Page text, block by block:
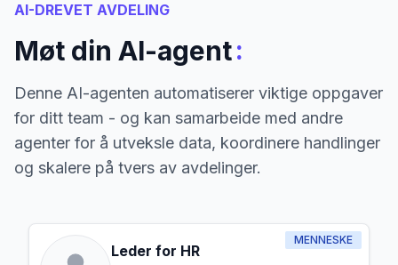
AI-DREVET AVDELING
Møt din AI-agent:
Denne AI-agenten automatiserer viktige oppgaver
for ditt team - og kan samarbeide med andre
agenter for å utveksle data, koordinere handlinger
og skalere på tvers av avdelinger.
MENNESKE
Leder for HR